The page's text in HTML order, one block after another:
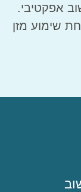
אפקטיבי.
שימוע מזן